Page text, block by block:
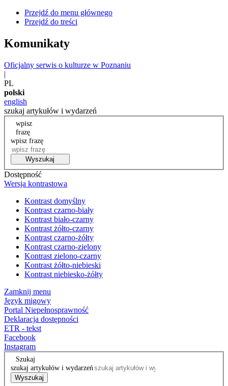
Przejdź do menu głównego
Przejdź do treści
Komunikaty
Oficjalny serwis o kulturze w Poznaniu
|
PL
polski
english
szukaj artykułów i wydarzeń
wpisz
frazę
wpisz frazę
Wyszukaj
Dostępność
Wersja kontrastowa
Kontrast domyślny
Kontrast czarno-biały
Kontrast biało-czarny
Kontrast żółto-czarny
Kontrast czarno-żółty
Kontrast czarno-zielony
Kontrast zielono-czarny
Kontrast żółto-niebieski
Kontrast niebiesko-żółty
Zamknij menu
Język migowy
Portal Niepełnosprawność
Deklaracja dostępności
ETR - tekst
Facebook
Instagram
Szukaj
szukaj artykułów i wydarzeń
Wyszukaj